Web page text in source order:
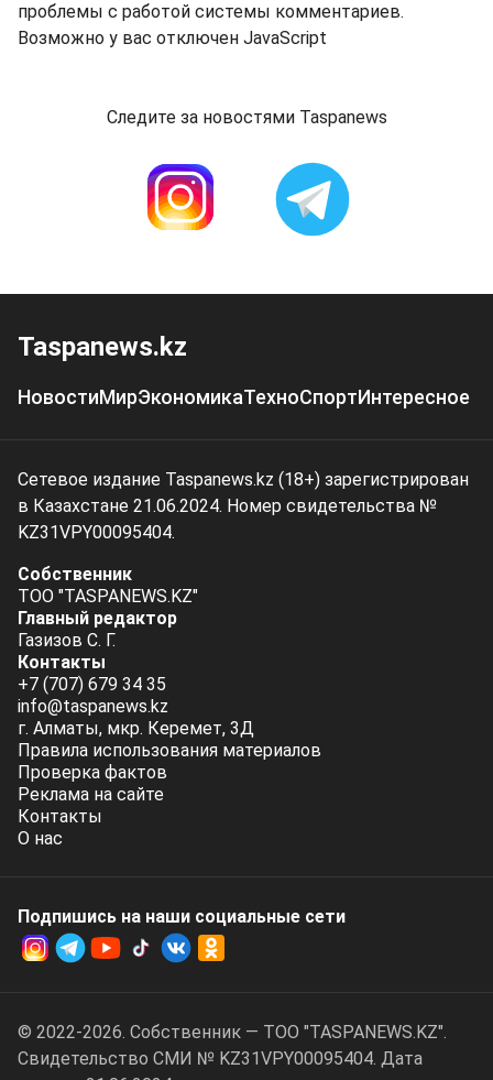
проблемы с работой системы комментариев.
Возможно у вас отключен JavaScript
Следите за новостями Taspanews
Taspanews.kz
НовостиМирЭкономикаТехноСпортИнтересное
Сетевое издание Taspanews.kz (18+) зарегистрирован
в Казахстане 21.06.2024. Номер свидетельства №
KZ31VPY00095404.
Собственник
ТОО "TASPANEWS.KZ"
Главный редактор
Газизов С. Г.
Контакты
+7 (707) 679 34 35
info@taspanews.kz
г. Алматы, мкр. Керемет, 3Д
Правила использования материалов
Проверка фактов
Реклама на сайте
Контакты
О нас
Подпишись на наши социальные cети
© 2022-2026. Собственник — ТОО "TASPANEWS.KZ".
Cвидетельство СМИ № KZ31VPY00095404. Дата